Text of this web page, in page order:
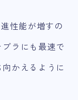
性能が増すの
ラにも最速で
かえるように